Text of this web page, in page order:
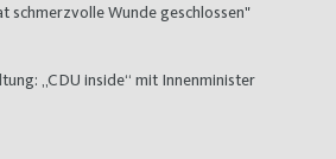
schmerzvolle Wunde geschlossen"
„CDU inside“ mit Innenminister